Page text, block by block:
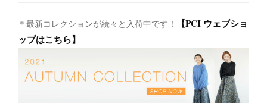
＊最新コレクションが続々と入荷中です！
【PCI ウェブショ
ップはこちら】